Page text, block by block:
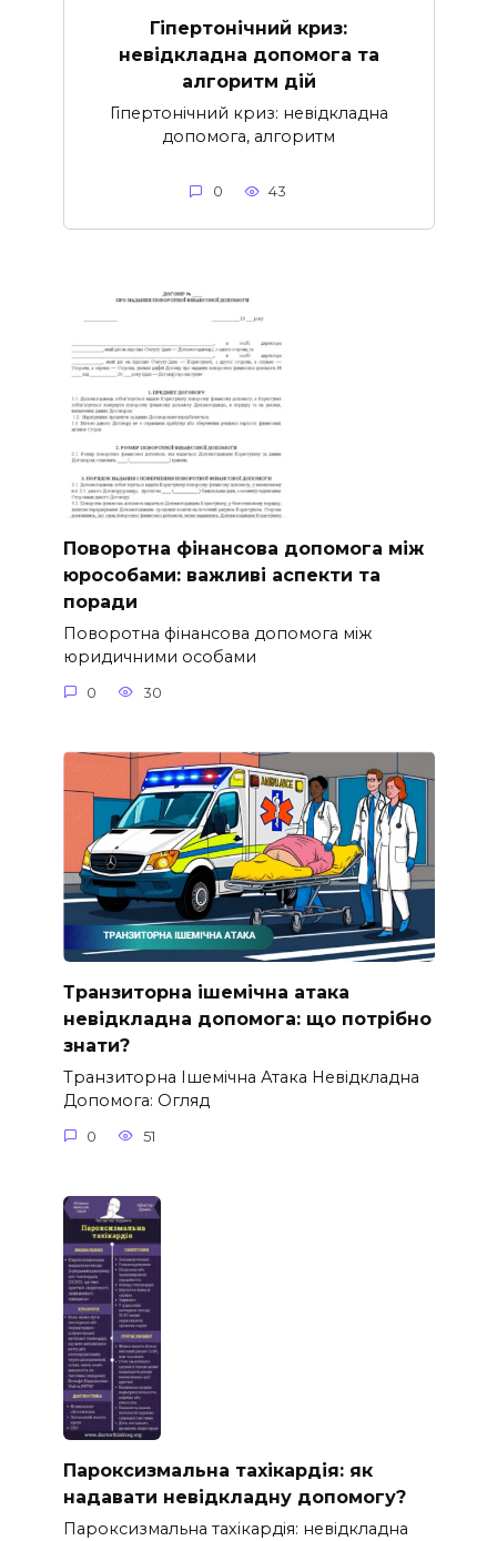
Гіпертонічний криз:
невідкладна допомога та
алгоритм дій
Гіпертонічний криз: невідкладна
допомога, алгоритм
0 43
Поворотна фінансова допомога між
юрособами: важливі аспекти та
поради
Поворотна фінансова допомога між
юридичними особами
0 30
Транзиторна ішемічна атака
невідкладна допомога: що потрібно
знати?
Транзиторна Ішемічна Атака Невідкладна
Допомога: Огляд
0 51
Пароксизмальна тахікардія: як
надавати невідкладну допомогу?
Пароксизмальна тахікардія: невідкладна